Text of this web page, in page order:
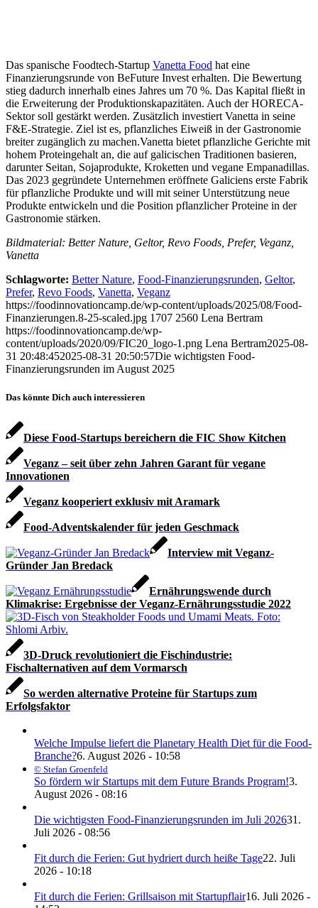
Das spanische Foodtech-Startup Vanetta Food hat eine
Finanzierungsrunde von BeFuture Invest erhalten. Die Bewertung
stieg dadurch innerhalb eines Jahres um 70 %. Das Kapital fließt in
die Erweiterung der Produktionskapazitäten. Auch der HORECA-
Sektor soll gestärkt werden. Zusätzlich investiert Vanetta in seine
F&E-Strategie. Ziel ist es, pflanzliches Eiweiß in der Gastronomie
breiter zugänglich zu machen.Vanetta bietet pflanzliche Gerichte mit
hohem Proteingehalt an, die auf galicischen Traditionen basieren,
darunter Seitan, Sojaprodukte, Kroketten und vegane Empanadillas.
Das 2023 gegründete Unternehmen eröffnete Galiciens erste Fabrik
für pflanzliche Produkte und will mit seiner Unterstützung neue
Produkte entwickeln und die Position pflanzlicher Proteine in der
Gastronomie stärken.
Bildmaterial: Better Nature, Geltor, Revo Foods, Prefer, Veganz,
Vanetta
Schlagworte: Better Nature, Food-Finanzierungsrunden, Geltor,
Prefer, Revo Foods, Vanetta, Veganz
https://foodinnovationcamp.de/wp-content/uploads/2025/08/Food-
Finanzierungen.8-25-scaled.jpg 1707 2560 Lena Bertram
https://foodinnovationcamp.de/wp-
content/uploads/2020/09/FIC20_logo-1.png Lena Bertram2025-08-
31 20:48:452025-08-31 20:50:57Die wichtigsten Food-
Finanzierungsrunden im August 2025
Das könnte Dich auch interessieren
Diese Food-Startups bereichern die FIC Show Kitchen
Veganz – seit über zehn Jahren Garant für vegane
Innovationen
Veganz kooperiert exklusiv mit Aramark
Food-Adventskalender für jeden Geschmack
Interview mit Veganz-
Gründer Jan Bredack
Ernährungswende durch
Klimakrise: Ergebnisse der Veganz-Ernährungsstudie 2022
3D-Druck revolutioniert die Fischindustrie:
Fischalternativen auf dem Vormarsch
So werden alternative Proteine für Startups zum
Erfolgsfaktor
Welche Impulse liefert die Planetary Health Diet für die Food-
Branche?6. August 2026 - 10:58
© Stefan Groenfeld
So fördern wir Startups mit dem Future Brands Program!3.
August 2026 - 08:16
Die wichtigsten Food-Finanzierungsrunden im Juli 202631.
Juli 2026 - 08:56
Fit durch die Ferien: Gut hydriert durch heiße Tage22. Juli
2026 - 10:18
Fit durch die Ferien: Grillsaison mit Startupflair16. Juli 2026 -